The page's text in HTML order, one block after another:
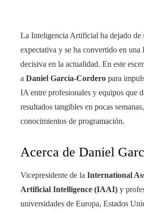
La Inteligencia Artificial ha dejado de
expectativa y se ha convertido en una
decisiva en la actualidad. En este
a Daniel García-Cordero para
IA entre profesionales y equipos que
resultados tangibles en pocas
conocimientos de programación.
Acerca de Daniel
Vicepresidente de la International
Artificial Intelligence (IAAI) y
universidades de Europa, Estados